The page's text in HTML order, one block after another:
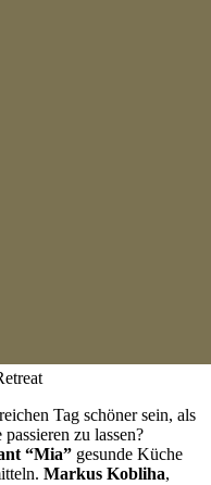
Tag schöner sein, als
zu lassen?
“Mia” gesunde Küche
Markus Kobliha,